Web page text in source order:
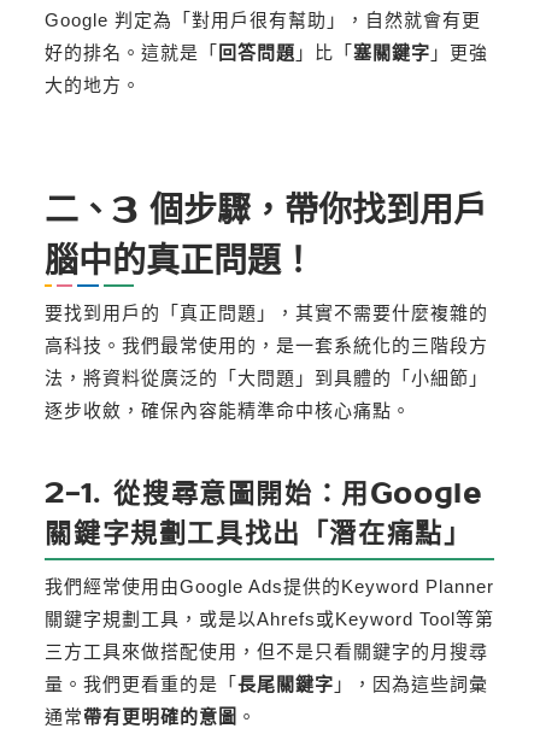
Google 判定為「對用戶很有幫助」，自然就會有更
好的排名。這就是「 回答問題 」比「塞關鍵字 」更強
大的地方。
二、3 個步驟，帶你找到用戶
腦中的真正問題！
要找到用戶的「真正問題」，其實不需要什麼複雜的
高科技。我們最常使用的，是一套系統化的三階段方
法，將資料從廣泛的「大問題」到具體的「小細節」
逐步收斂，確保內容能精準命中核心痛點。
2-1. 從搜尋意圖開始：用Google
關鍵字規劃工具找出「潛在痛點」
我們經常使用由Google Ads提供的Keyword Planner
關鍵字規劃工具，或是以Ahrefs或Keyword Tool等第
三方工具來做搭配使用，但不是只看關鍵字的月搜尋
量。我們更看重的是「長尾關鍵字 」，因為這些詞彙
通常帶有更明確的意圖 。